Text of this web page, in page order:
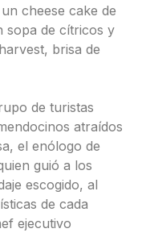
cheese cake de
sopa de cítricos y
brisa de
de turistas
atraídos
el enólogo de
guió a los
escogido, al
de cada
ejecutivo